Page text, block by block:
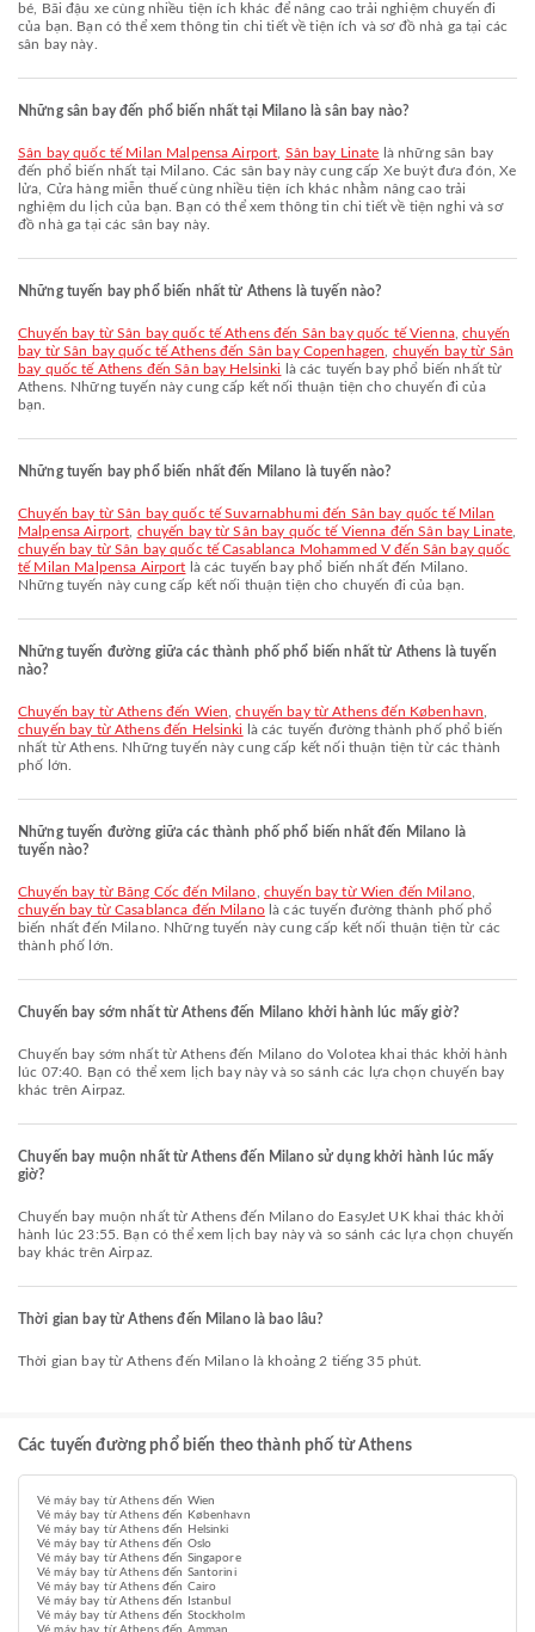
bé, Bãi đậu xe cùng nhiều tiện ích khác để nâng cao trải nghiệm chuyến đi
của bạn. Bạn có thể xem thông tin chi tiết về tiện ích và sơ đồ nhà ga tại các
sân bay này.
Những sân bay đến phổ biến nhất tại Milano là sân bay nào?
Sân bay quốc tế Milan Malpensa Airport Sân bay Linate là những sân bay
đến phổ biến nhất tại Milano. Các sân bay này cung cấp Xe buýt đưa đón, Xe
lửa, Cửa hàng miễn thuế cùng nhiều tiện ích khác nhằm nâng cao trải
nghiệm du lịch của bạn. Bạn có thể xem thông tin chi tiết về tiện nghi và sơ
đồ nhà ga tại các sân bay này.
Những tuyến bay phổ biến nhất từ Athens là tuyến nào?
chuyến bay từ Sân bay quốc tế Athens đến Sân bay quốc tế Vienna,chuyến
bay từ Sân bay quốc tế Athens đến Sân bay Copenhagen
chuyến bay từ Sân
bay quốc tế Athens đến Sân bay Helsinki
là các tuyến bay phổ biến nhất từ
Athens. Những tuyến này cung cấp kết nối thuận tiện cho chuyến đi của
bạn.
Những tuyến bay phổ biến nhất đến Milano là tuyến nào?
chuyến bay từ Sân bay quốc tế Suvarnabhumi đến Sân bay quốc tế Milan
Malpensa Airport chuyến bay từ Sân bay quốc tế Vienna đến Sân bay Linate
chuyến bay từ Sân bay quốc tế Casablanca Mohammed V đến Sân bay quốc
tế Milan Malpensa Airport là các tuyến bay phổ biến nhất đến Milano.
Những tuyến này cung cấp kết nối thuận tiện cho chuyến đi của bạn.
Những tuyến đường giữa các thành phố phổ biến nhất từ Athens là tuyến
nào?
chuyến bay từ Athens đến Wien ,chuyến bay từ Athens đến København
chuyến bay từ Athens đến Helsinki
là các tuyến đường thành phố phổ biến
nhất từ Athens. Những tuyến này cung cấp kết nối thuận tiện từ các thành
phố lớn.
Những tuyến đường giữa các thành phố phổ biến nhất đến Milano là
tuyến nào?
chuyến bay từ Băng Cốc đến Milano chuyến bay từ Wien đến Milano,
chuyến bay từ Casablanca đến Milanolà các tuyến đường thành phố phổ
biến nhất đến Milano. Những tuyến này cung cấp kết nối thuận tiện từ các
thành phố lớn.
Chuyến bay sớm nhất từ Athens đến Milano khởi hành lúc mấy giờ?
Chuyến bay sớm nhất từ Athens đến Milano do Volotea khai thác khởi hành
lúc 07:40. Bạn có thể xem lịch bay này và so sánh các lựa chọn chuyến bay
khác trên Airpaz.
Chuyến bay muộn nhất từ Athens đến Milano sử dụng khởi hành lúc mấy
giờ?
Chuyến bay muộn nhất từ Athens đến Milano do EasyJet UK khai thác khởi
hành lúc 23:55. Bạn có thể xem lịch bay này và so sánh các lựa chọn chuyến
bay khác trên Airpaz.
Thời gian bay từ Athens đến Milano là bao lâu?
Thời gian bay từ Athens đến Milano là khoảng 2 tiếng 35 phút.
Các tuyến đường phổ biến theo thành phố từ Athens
Vé máy bay từ Athens đến Wien
Vé máy bay từ Athens đến København
Vé máy bay từ Athens đến Helsinki
Vé máy bay từ Athens đến Oslo
Vé máy bay từ Athens đến Singapore
Vé máy bay từ Athens đến Santorini
Vé máy bay từ Athens đến Cairo
Vé máy bay từ Athens đến Istanbul
Vé máy bay từ Athens đến Stockholm
Vé máy bay từ Athens đến Amman